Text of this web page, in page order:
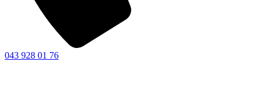
043 928 01 76